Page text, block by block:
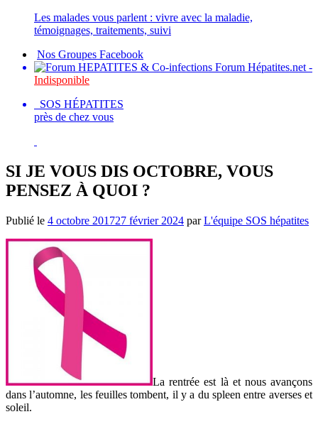
Les malades vous parlent : vivre avec la maladie,
témoignages, traitements, suivi
Nos Groupes Facebook
Forum Hépatites.net -
Indisponible
SOS HÉPATITES
près de chez vous
SI JE VOUS DIS OCTOBRE, VOUS
PENSEZ À QUOI ?
Publié le 4 octobre 201727 février 2024 parL'équipe SOS hépatites
La rentrée est là et nous avançons
dans l’automne, les feuilles tombent, il y a du spleen entre averses et
soleil.